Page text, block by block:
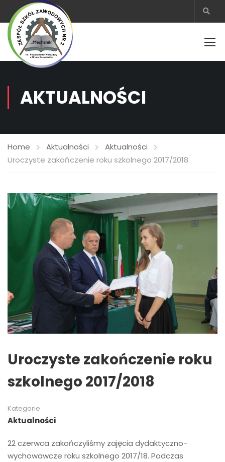
AKTUALNOŚCI
Home Aktualności
Aktualności
Uroczyste zakończenie roku szkolnego 2017/2018
Uroczyste zakończenie roku
szkolnego 2017/2018
Kategorie
Aktualności
22 czerwca zakończyliśmy zajęcia dydaktyczno-
wychowawcze roku szkolnego 2017/18. Podczas